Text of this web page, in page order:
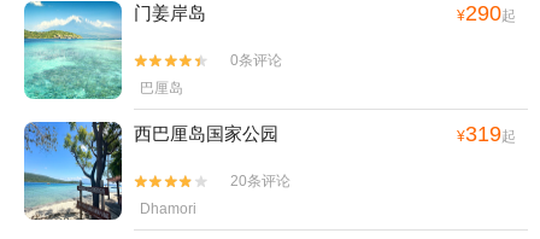
门姜岸岛 ¥290起


0条评论
巴厘岛
西巴厘岛国家公园 ¥319起


20条评论
Dhamori